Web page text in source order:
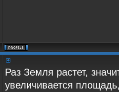
Раз Земля растет,
увеличивается